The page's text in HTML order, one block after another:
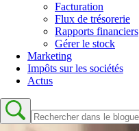
Facturation
Flux de trésorerie
Rapports financiers
Gérer le stock
Marketing
Impôts sur les sociétés
Actus